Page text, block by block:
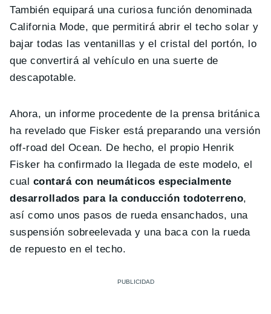
También equipará una curiosa función denominada
California Mode, que permitirá abrir el techo solar y
bajar todas las ventanillas y el cristal del portón, lo
que convertirá al vehículo en una suerte de
descapotable.
Ahora, un informe procedente de la prensa británica
ha revelado que Fisker está preparando una versión
off-road del Ocean. De hecho, el propio Henrik
Fisker ha confirmado la llegada de este modelo, el
cual contará con neumáticos especialmente
desarrollados para la conducción todoterreno,
así como unos pasos de rueda ensanchados, una
suspensión sobreelevada y una baca con la rueda
de repuesto en el techo.